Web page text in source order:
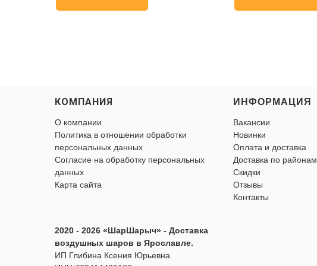
КОМПАНИЯ
О компании
Политика в отношении обработки
персональных данных
Согласие на обработку персональных
данных
Карта сайта
ИНФОРМАЦИЯ
Вакансии
Новинки
Оплата и доставка
Доставка по районам
Скидки
Отзывы
Контакты
2020 - 2026 «ШарШарыч» - Доставка
воздушных шаров в Ярославле.
ИП Глибина Ксения Юрьевна